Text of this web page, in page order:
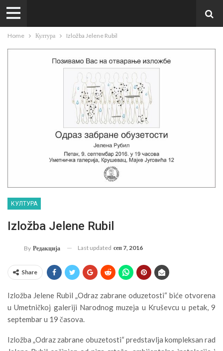
Home Култура Izložba Jelene Rubil
КУЛТУРА
Izložba Jelene Rubil
By Редакција Last updated сеп 7, 2016
Share
Izložba Jelene Rubil „Odraz zabrane oduzetosti“ biće otvorena
u Umetničkoj galeriji Narodnog muzeja u Kruševcu u petak, 9
septembar u 19 časova.
Izložba „Odraz zabrane obuzetosti“ predstavlja kompleksan rad